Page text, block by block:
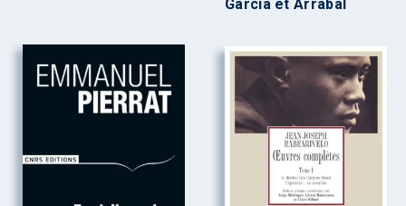
Garcia et Arrabal